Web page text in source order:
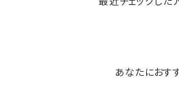
あなたにおす